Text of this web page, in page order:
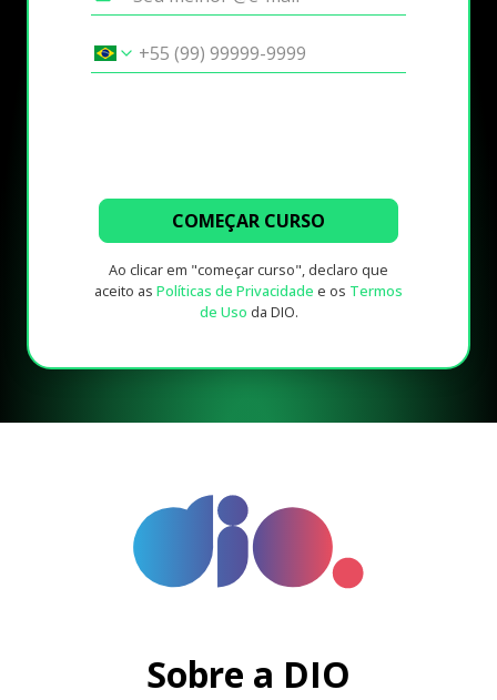
COMEÇAR CURSO
Ao clicar em "começar curso", declaro que
aceito as Políticas de Privacidade e os Termos
de Uso da DIO.
Sobre a DIO